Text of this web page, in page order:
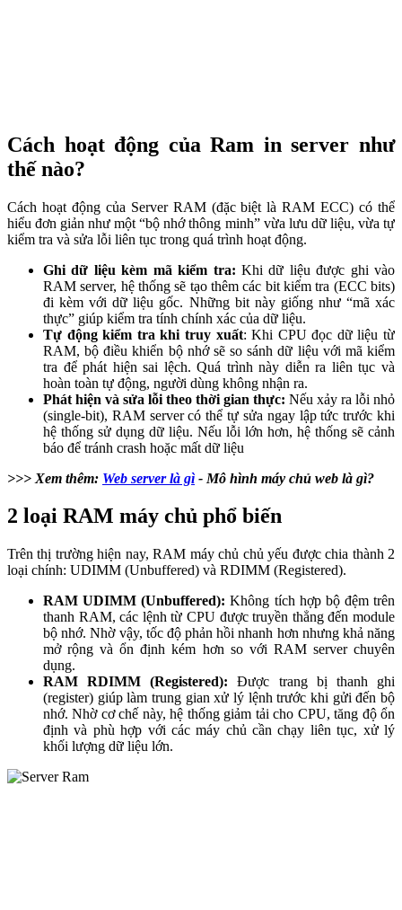
Cách hoạt động của Ram in server như
thế nào?
Cách hoạt động của Server RAM (đặc biệt là RAM ECC) có thể
hiểu đơn giản như một “bộ nhớ thông minh” vừa lưu dữ liệu, vừa tự
kiểm tra và sửa lỗi liên tục trong quá trình hoạt động.
Ghi dữ liệu kèm mã kiểm tra: Khi dữ liệu được ghi vào
RAM server, hệ thống sẽ tạo thêm các bit kiểm tra (ECC bits)
đi kèm với dữ liệu gốc. Những bit này giống như “mã xác
thực” giúp kiểm tra tính chính xác của dữ liệu.
Tự động kiểm tra khi truy xuất: Khi CPU đọc dữ liệu từ
RAM, bộ điều khiển bộ nhớ sẽ so sánh dữ liệu với mã kiểm
tra để phát hiện sai lệch. Quá trình này diễn ra liên tục và
hoàn toàn tự động, người dùng không nhận ra.
Phát hiện và sửa lỗi theo thời gian thực: Nếu xảy ra lỗi nhỏ
(single-bit), RAM server có thể tự sửa ngay lập tức trước khi
hệ thống sử dụng dữ liệu. Nếu lỗi lớn hơn, hệ thống sẽ cảnh
báo để tránh crash hoặc mất dữ liệu
>>> Xem thêm: Web server là gì - Mô hình máy chủ web là gì?
2 loại RAM máy chủ phổ biến
Trên thị trường hiện nay, RAM máy chủ chủ yếu được chia thành 2
loại chính: UDIMM (Unbuffered) và RDIMM (Registered).
RAM UDIMM (Unbuffered):Không tích hợp bộ đệm trên
thanh RAM, các lệnh từ CPU được truyền thẳng đến module
bộ nhớ. Nhờ vậy, tốc độ phản hồi nhanh hơn nhưng khả năng
mở rộng và ổn định kém hơn so với RAM server chuyên
dụng.
RAM RDIMM (Registered): Được trang bị thanh ghi
(register) giúp làm trung gian xử lý lệnh trước khi gửi đến bộ
nhớ. Nhờ cơ chế này, hệ thống giảm tải cho CPU, tăng độ ổn
định và phù hợp với các máy chủ cần chạy liên tục, xử lý
khối lượng dữ liệu lớn.